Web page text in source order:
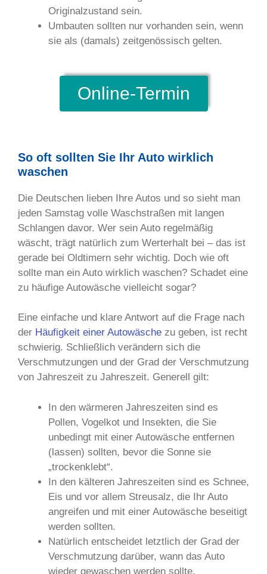
Originalzustand sein.
Umbauten sollten nur vorhanden sein, wenn
sie als (damals) zeitgenössisch gelten.
Online-Termin
So oft sollten Sie Ihr Auto wirklich
waschen
Die Deutschen lieben Ihre Autos und so sieht man
jeden Samstag volle Waschstraßen mit langen
Schlangen davor. Wer sein Auto regelmäßig
wäscht, trägt natürlich zum Werterhalt bei – das ist
gerade bei Oldtimern sehr wichtig. Doch wie oft
sollte man ein Auto wirklich waschen? Schadet eine
zu häufige Autowäsche vielleicht sogar?
Eine einfache und klare Antwort auf die Frage nach
der Häufigkeit einer Autowäsche zu geben, ist recht
schwierig. Schließlich verändern sich die
Verschmutzungen und der Grad der Verschmutzung
von Jahreszeit zu Jahreszeit. Generell gilt:
In den wärmeren Jahreszeiten sind es
Pollen, Vogelkot und Insekten, die Sie
unbedingt mit einer Autowäsche entfernen
(lassen) sollten, bevor die Sonne sie
„trockenklebt“.
In den kälteren Jahreszeiten sind es Schnee,
Eis und vor allem Streusalz, die Ihr Auto
angreifen und mit einer Autowäsche beseitigt
werden sollten.
Natürlich entscheidet letztlich der Grad der
Verschmutzung darüber, wann das Auto
wieder gewaschen werden sollte.